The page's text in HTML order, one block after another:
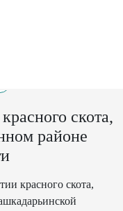
скота,
районе
красного скота,